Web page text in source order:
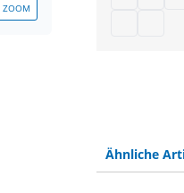
ZOOM
Ähnliche